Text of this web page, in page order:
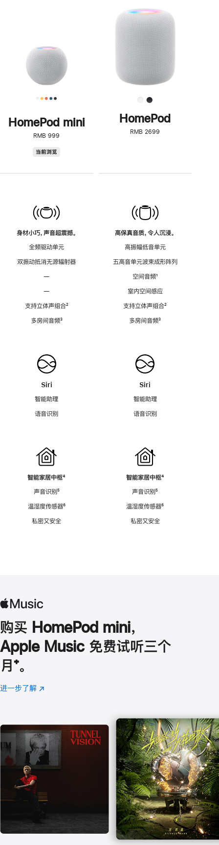
HomePod mini
RMB 999
当前浏览
身材小巧，声音超震撼。
全频驱动单元
双振动抵消无源辐射器
—
—
支持立体声组合脚
²
多房间音频脚
³
Siri
智能助理
语音识别
智能家居中枢脚
⁴
声音识别脚
⁵
温湿度传感器脚
⁶
私密又安全
步
了
解
HomePod<
HomePod
RMB 2699
高保真音质，令人沉浸。
高振幅低音单元
五高音单元波束成形阵列
空间音频脚
¹
室内空间感应
支持立体声组合脚
²
多房间音频脚
³
Siri
智能助理
语音识别
智能家居中枢脚
⁴
声音识别脚
⁵
温湿度传感器脚
⁶
私密又安全
购买 HomePod mini，
Apple Music 免费试听三个
月 脚
注
⁺。
进一步了解 Apple
(在
口
中
打
开)